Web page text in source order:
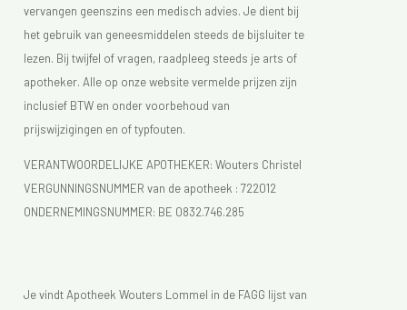
vervangen geenszins een medisch advies. Je dient bij
het gebruik van geneesmiddelen steeds de bijsluiter te
lezen. Bij twijfel of vragen, raadpleeg steeds je arts of
apotheker. Alle op onze website vermelde prijzen zijn
inclusief BTW en onder voorbehoud van
prijswijzigingen en of typfouten.
VERANTWOORDELIJKE APOTHEKER: Wouters Christel
VERGUNNINGSNUMMER van de apotheek : 722012
ONDERNEMINGSNUMMER: BE 0832.746.285
Je vindt Apotheek Wouters Lommel in de FAGG lijst van